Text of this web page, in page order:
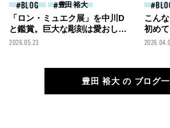
BLOG 豊田 裕大
「ロン・ミュエク展」を中川D
と鑑賞。巨大な彫刻は愛おしく
て、欲しくなる[豊田裕大ブロ
2026.05.23
こん
初め
田裕大
豊田 裕大 の ブログ